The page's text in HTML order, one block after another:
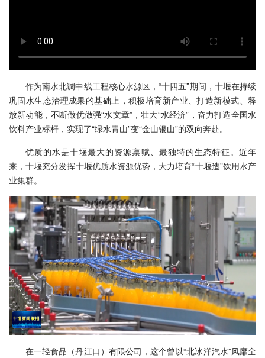
作为南水北调中线工程核心水源区，“十四五”期间，十堰在持续
巩固水生态治理成果的基础上，积极培育新产业、打造新模式、释
放新动能，不断做优做强“水文章”，壮大“水经济”，奋力打造全国水
饮料产业标杆，实现了“绿水青山”变“金山银山”的双向奔赴。
优质的水是十堰最大的资源禀赋、最独特的生态特征。近年
来，十堰充分发挥十堰优质水资源优势，大力培育“十堰造”饮用水产
业集群。
在一轻食品（丹江口）有限公司，这个曾以“北冰洋汽水”风靡全